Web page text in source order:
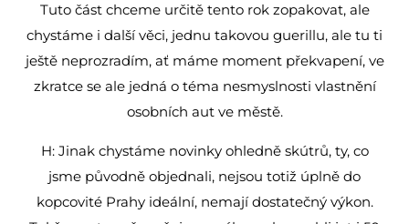
Tuto část chceme určitě tento rok zopakovat, ale
chystáme i další věci, jednu takovou guerillu, ale tu ti
ještě neprozradím, ať máme moment překvapení, ve
zkratce se ale jedná o téma nesmyslnosti vlastnění
osobních aut ve městě.
H: Jinak chystáme novinky ohledně skútrů, ty, co
jsme původně objednali, nejsou totiž úplně do
kopcovité Prahy ideální, nemají dostatečný výkon.